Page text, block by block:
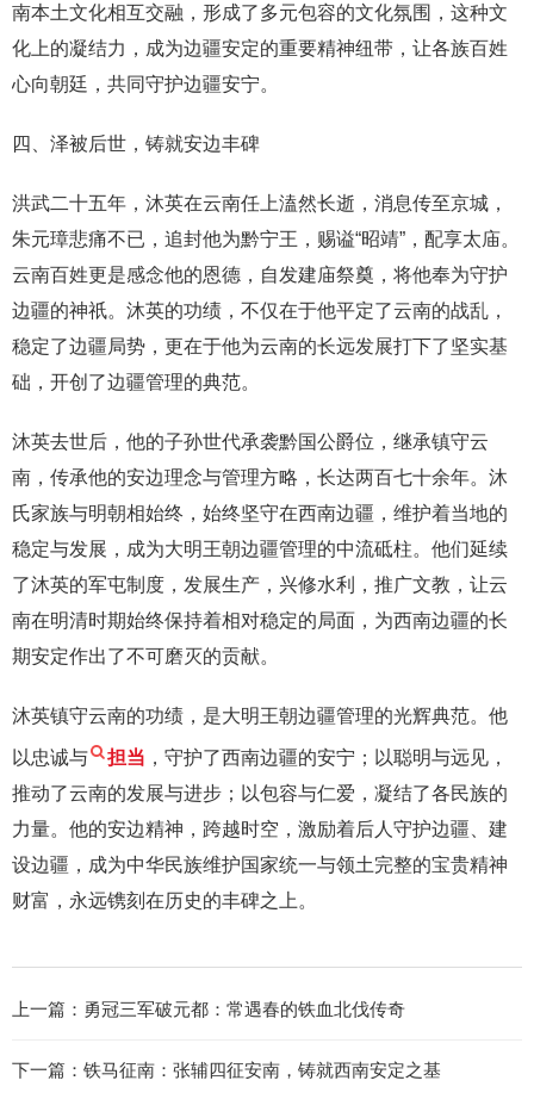
南本土文化相互交融，形成了多元包容的文化氛围，这种文
化上的凝结力，成为边疆安定的重要精神纽带，让各族百姓
心向朝廷，共同守护边疆安宁。
四、泽被后世，铸就安边丰碑
洪武二十五年，沐英在云南任上溘然长逝，消息传至京城，
朱元璋悲痛不已，追封他为黔宁王，赐谥“昭靖”，配享太庙。
云南百姓更是感念他的恩德，自发建庙祭奠，将他奉为守护
边疆的神祇。沐英的功绩，不仅在于他平定了云南的战乱，
稳定了边疆局势，更在于他为云南的长远发展打下了坚实基
础，开创了边疆管理的典范。
沐英去世后，他的子孙世代承袭黔国公爵位，继承镇守云
南，传承他的安边理念与管理方略，长达两百七十余年。沐
氏家族与明朝相始终，始终坚守在西南边疆，维护着当地的
稳定与发展，成为大明王朝边疆管理的中流砥柱。他们延续
了沐英的军屯制度，发展生产，兴修水利，推广文教，让云
南在明清时期始终保持着相对稳定的局面，为西南边疆的长
期安定作出了不可磨灭的贡献。
沐英镇守云南的功绩，是大明王朝边疆管理的光辉典范。他
以忠诚与 担当 ，守护了西南边疆的安宁；以聪明与远见，
推动了云南的发展与进步；以包容与仁爱，凝结了各民族的
力量。他的安边精神，跨越时空，激励着后人守护边疆、建
设边疆，成为中华民族维护国家统一与领土完整的宝贵精神
财富，永远镌刻在历史的丰碑之上。
上一篇： 勇冠三军破元都：常遇春的铁血北伐传奇
下一篇： 铁马征南：张辅四征安南，铸就西南安定之基